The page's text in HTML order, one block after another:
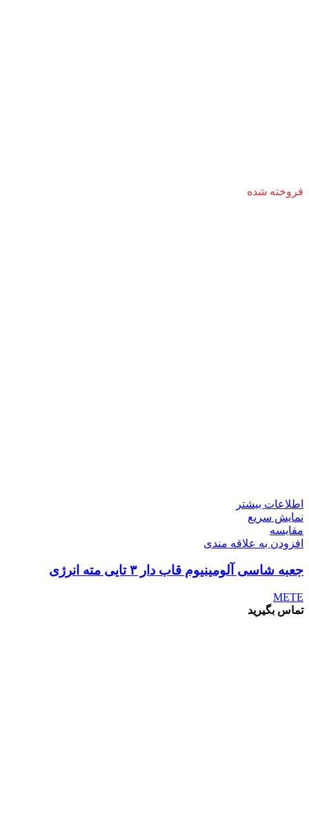
فروخته شده
اطلاعات بیشتر
نمایش سریع
مقايسه
افزودن به علاقه مندی
جعبه شاسی آلومینیوم قاب دار ۳ تایی مته انرژی
METE
تماس بگیرید